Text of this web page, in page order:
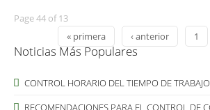
Page 44 of 13
« primera
‹ anterior 1
Noticias Más Populares
CONTROL HORARIO DEL TIEMPO DE
RECOMENDACIONES PARA EL CONTROL DE